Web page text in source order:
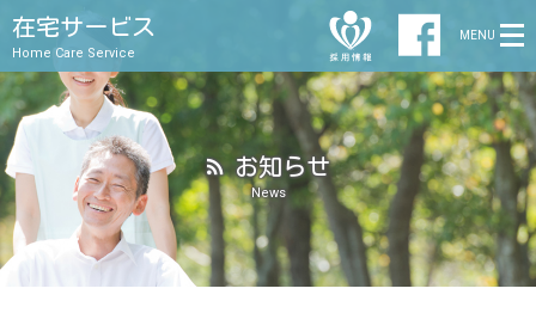
在宅サービス
Home Care Service
MENU
お知らせ
News